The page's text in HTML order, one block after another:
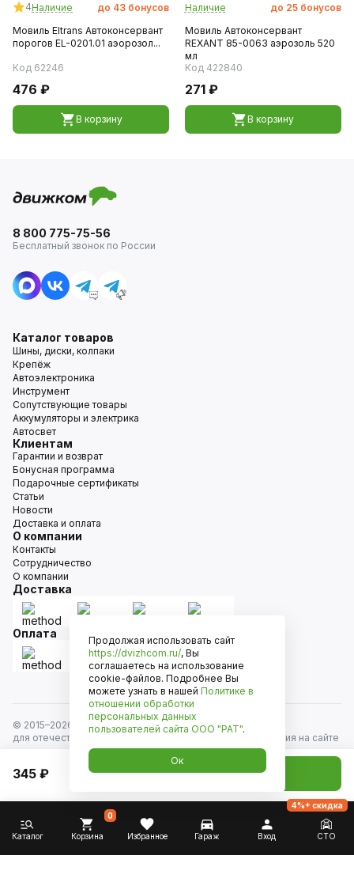
4Наличие до 43 бонусов
Мовиль Eltrans Автоконсервант
порогов EL-0201.01 аэорозол...
Код 62246
476 ₽
В корзину
Наличие до 25 бонусов
Мовиль Автоконсервант
REXANT 85-0063 аэрозоль 520
мл
Код 422840
271 ₽
В корзину
345 ₽ Добавить в корзину
8 800 775-75-56
Бесплатный звонок по России
Каталог товаров
Шины, диски, колпаки
Крепёж
Автоэлектроника
Инструмент
Сопутствующие товары
Аккумуляторы и электрика
Автосвет
Клиентам
Гарантии и возврат
Бонусная программа
Подарочные сертификаты
Статьи
Новости
Доставка и оплата
О компании
Контакты
Сотрудничество
О компании
Доставка
Оплата
© 2015–2026
Движком — сеть магазинов автозапчастей
для отечественных автомобилей и иномарок. Информация на сайте
носит исключительно информационный характер и не является
публичной офертой, определяемой положениями
ст. 437 Гражданского кодекса РФ. Все права защищены.
Каталог Корзина
0
Избранное Гараж Вход СТО
4%+ скидка
Продолжая использовать сайт
https://dvizhcom.ru/, Вы
соглашаетесь на использование
cookie-файлов. Подробнее Вы
можете узнать в нашей Политике в
отношении обработки
персональных данных
пользователей сайта ООО "РАТ".
Ок